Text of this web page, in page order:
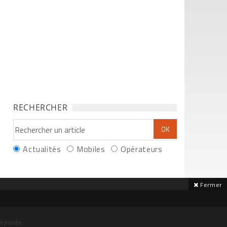
RECHERCHER
Actualités Mobiles Opérateurs
Fermer